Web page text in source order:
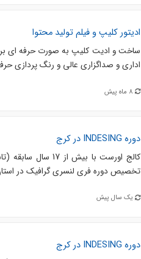
ادیتور کلیپ و فیلم تولید محتوا
ساخت و ادیت کلیپ به صورت حرفه ای
اداری و صداگزاری عالی و رنگ پردازی حرفه ای و با 10 سال سابقه حرفه ای در اتاق
8 ماه پیش
دوره INDESING در کرج
تخصیص دوره فری لنسری گرافیک در
یک سال پیش
دوره INDESING در کرج